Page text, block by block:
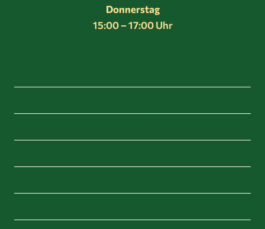
Donnerstag
15:00 – 17:00 Uhr